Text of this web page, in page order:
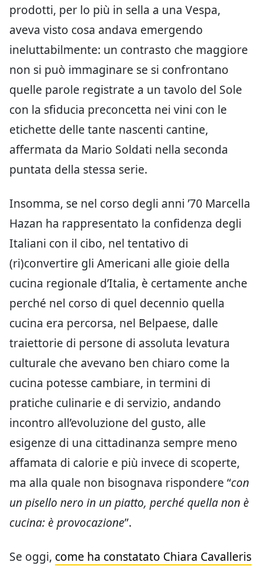
prodotti, per lo più in sella a una Vespa,
aveva visto cosa andava emergendo
ineluttabilmente: un contrasto che maggiore
non si può immaginare se si confrontano
quelle parole registrate a un tavolo del Sole
con la sfiducia preconcetta nei vini con le
etichette delle tante nascenti cantine,
affermata da Mario Soldati nella seconda
puntata della stessa serie.
Insomma, se nel corso degli anni ’70 Marcella
Hazan ha rappresentato la confidenza degli
Italiani con il cibo, nel tentativo di
(ri)convertire gli Americani alle gioie della
cucina regionale d’Italia, è certamente anche
perché nel corso di quel decennio quella
cucina era percorsa, nel Belpaese, dalle
traiettorie di persone di assoluta levatura
culturale che avevano ben chiaro come la
cucina potesse cambiare, in termini di
pratiche culinarie e di servizio, andando
incontro all’evoluzione del gusto, alle
esigenze di una cittadinanza sempre meno
affamata di calorie e più invece di scoperte,
ma alla quale non bisognava rispondere “con
un pisello nero in un piatto, perché quella non è
cucina: è provocazione”.
Se oggi, come ha constatato Chiara Cavalleris